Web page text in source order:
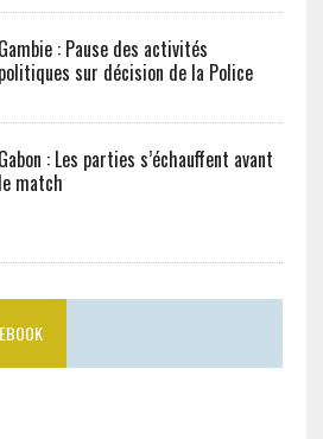
Gambie : Pause des activités
politiques sur décision de la Police
Gabon : Les parties s’échauffent avant
le match